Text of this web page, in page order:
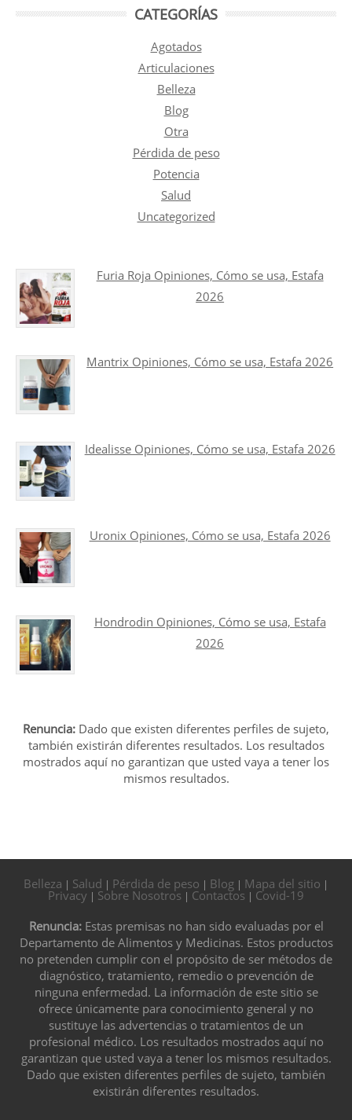
CATEGORÍAS
Agotados
Articulaciones
Belleza
Blog
Otra
Pérdida de peso
Potencia
Salud
Uncategorized
Furia Roja Opiniones, Cómo se usa, Estafa
2026
Mantrix Opiniones, Cómo se usa, Estafa 2026
Idealisse Opiniones, Cómo se usa, Estafa 2026
Uronix Opiniones, Cómo se usa, Estafa 2026
Hondrodin Opiniones, Cómo se usa, Estafa
2026
Renuncia: Dado que existen diferentes perfiles de sujeto,
también existirán diferentes resultados. Los resultados
mostrados aquí no garantizan que usted vaya a tener los
mismos resultados.
Belleza | Salud | Pérdida de peso | Blog | Mapa del sitio |
Privacy | Sobre Nosotros | Contactos | Covid-19
Renuncia:Estas premisas no han sido evaluadas por el
Departamento de Alimentos y Medicinas. Estos productos
no pretenden cumplir con el propósito de ser métodos de
diagnóstico, tratamiento, remedio o prevención de
ninguna enfermedad. La información de este sitio se
ofrece únicamente para conocimiento general y no
sustituye las advertencias o tratamientos de un
profesional médico. Los resultados mostrados aquí no
garantizan que usted vaya a tener los mismos resultados.
Dado que existen diferentes perfiles de sujeto, también
existirán diferentes resultados.